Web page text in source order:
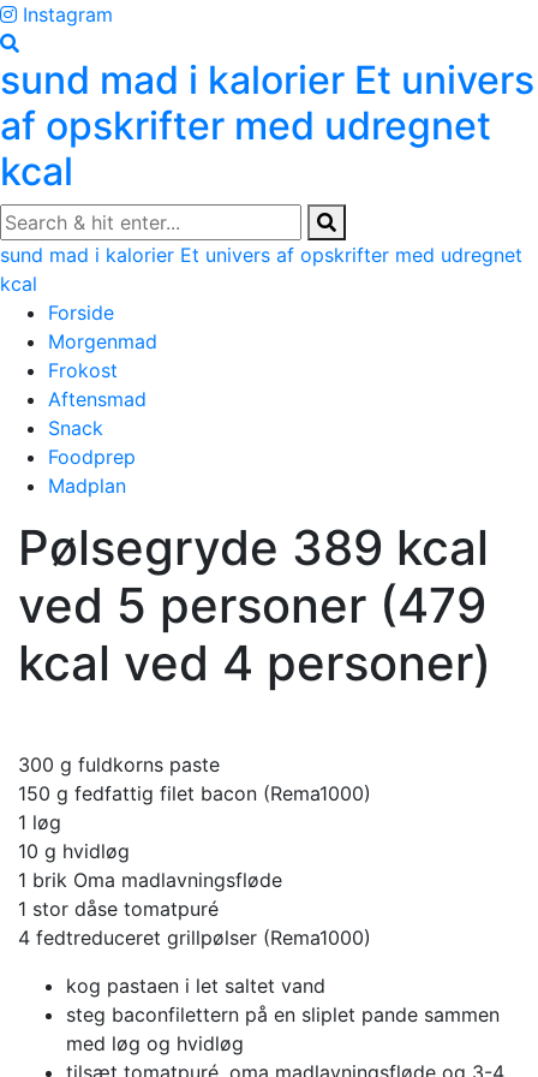
Skip
to
content
Instagram
sund mad i kalorier Et univers
af opskrifter med udregnet
kcal
sund mad i kalorier Et univers af opskrifter med udregnet
kcal
Forside
Morgenmad
Frokost
Aftensmad
Snack
Foodprep
Madplan
Pølsegryde 389 kcal
ved 5 personer (479
kcal ved 4 personer)
300 g fuldkorns paste
150 g fedfattig filet bacon (Rema1000)
1 løg
10 g hvidløg
1 brik Oma madlavningsfløde
1 stor dåse tomatpuré
4 fedtreduceret grillpølser (Rema1000)
kog pastaen i let saltet vand
steg baconfilettern på en sliplet pande sammen
med løg og hvidløg
tilsæt tomatpuré, oma madlavningsfløde og 3-4